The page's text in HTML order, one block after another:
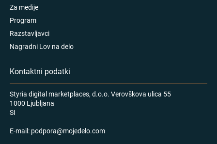
Za medije
Program
Razstavljavci
Nagradni Lov na delo
Kontaktni podatki
Styria digital marketplaces, d.o.o. Verovškova ulica 55
1000 Ljubljana
SI
E-mail: podpora@mojedelo.com